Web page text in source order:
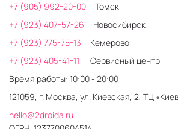
+7 (905) 992-20-00
Томск
+7 (923) 407-57-26
Новосибирск
+7 (923) 775-75-13
Кемерово
+7 (923) 405-41-11
Сервисный центр
Время работы: 10:00 - 20:00
121059, г. Москва, ул. Киевская, 2, ТЦ
hello@2droida.ru